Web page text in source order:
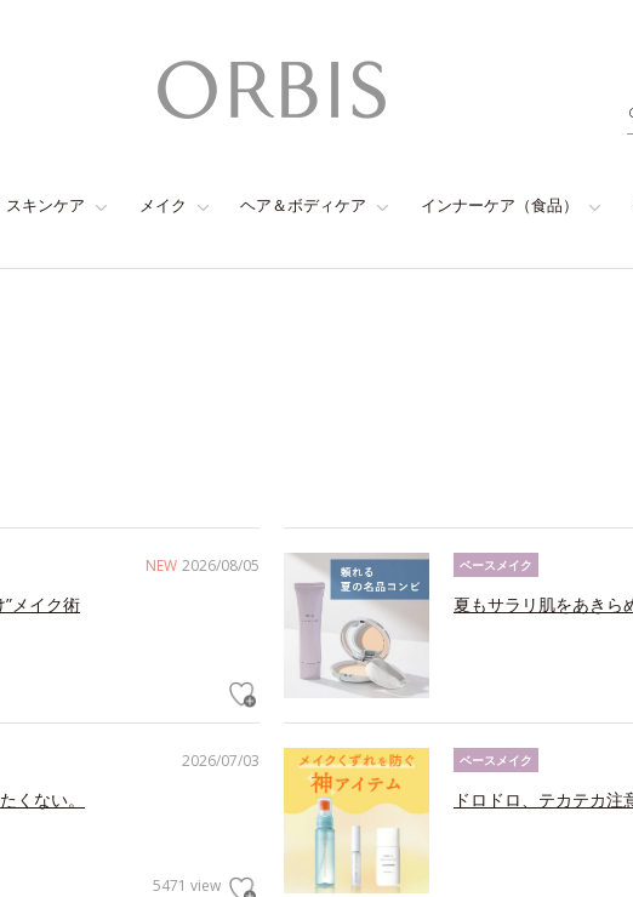
スキンケア メイク ヘア＆ボディケア インナーケア（食品）
NEW 2026/08/05
メイク術
ベースメイク
夏もサラリ肌をあきら
2026/07/03
くない。
5471 view
ベースメイク
ドロドロ、テカテカ